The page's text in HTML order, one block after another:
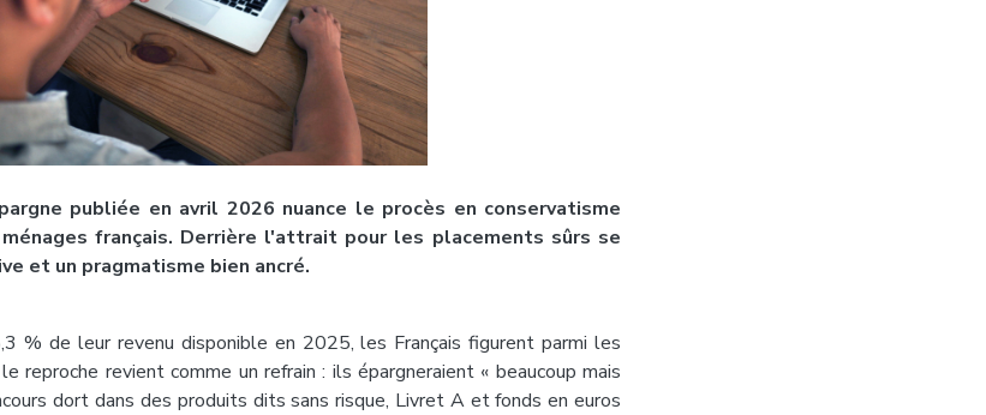
publiée en avril 2026 nuance le procès en conservatisme
français. Derrière l'attrait pour les placements sûrs se
et un pragmatisme bien ancré.
% de leur revenu disponible en 2025, les Français figurent parmi les
reproche revient comme un refrain : ils épargneraient « beaucoup mais
dort dans des produits dits sans risque, Livret A et fonds en euros